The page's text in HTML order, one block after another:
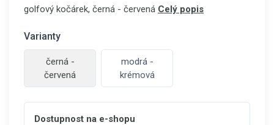
golfový kočárek, černá - červená Celý popis
Varianty
černá -
červená
modrá -
krémová
Dostupnost na e-shopu